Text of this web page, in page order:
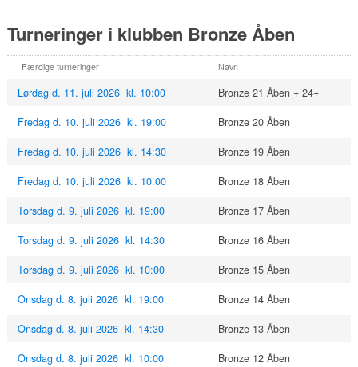
Turneringer i klubben Bronze Åben
Færdige turneringer Navn
Lørdag d. 11. juli 2026 kl. 10:00 Bronze 21 Åben + 24+
Fredag d. 10. juli 2026 kl. 19:00 Bronze 20 Åben
Fredag d. 10. juli 2026 kl. 14:30 Bronze 19 Åben
Fredag d. 10. juli 2026 kl. 10:00 Bronze 18 Åben
Torsdag d. 9. juli 2026 kl. 19:00 Bronze 17 Åben
Torsdag d. 9. juli 2026 kl. 14:30 Bronze 16 Åben
Torsdag d. 9. juli 2026 kl. 10:00 Bronze 15 Åben
Onsdag d. 8. juli 2026 kl. 19:00 Bronze 14 Åben
Onsdag d. 8. juli 2026 kl. 14:30 Bronze 13 Åben
Onsdag d. 8. juli 2026 kl. 10:00 Bronze 12 Åben